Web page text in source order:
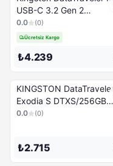
USB-C 3.2 Gen 2
DTMAXA/512GB 512 GB
Flash Bellek
0.0 (0)
Ücretsiz Kargo
₺4.239
KINGSTON DataTraveler
Exodia S DTXS/256GB
Siyah/Turuncu 256GB
0.0 (0)
₺2.715